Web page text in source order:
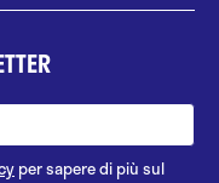
per sapere di più sul